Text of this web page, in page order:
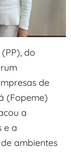
do
de
(Fopeme)
a
e a
ambientes